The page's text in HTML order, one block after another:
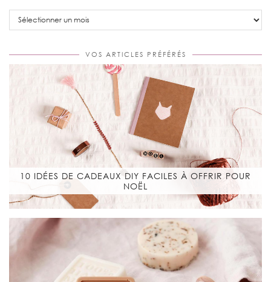
Blog
Archive
VOS ARTICLES PRÉFÉRÉS
10 IDÉES DE CADEAUX DIY FACILES À OFFRIR POUR
NOËL